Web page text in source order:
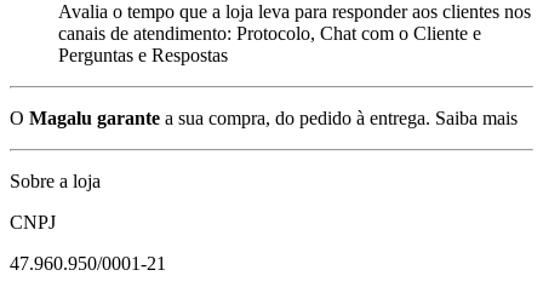
Avalia o tempo que a loja leva para responder aos clientes nos
canais de atendimento: Protocolo, Chat com o Cliente e
Perguntas e Respostas
O Magalu garante a sua compra, do pedido à entrega. Saiba mais
Sobre a loja
CNPJ
47.960.950/0001-21